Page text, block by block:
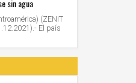
28 Jun
2021
Unknown 28/6/2021
sin agua
(ZENIT
El país